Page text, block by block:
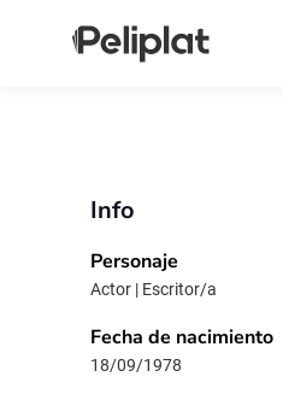
Info
Personaje
Actor | Escritor/a
Fecha de nacimiento
18/09/1978